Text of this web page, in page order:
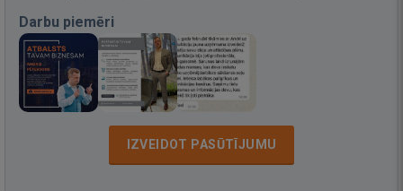
Darbu piemēri
IZVEIDOT PASŪTĪJUMU